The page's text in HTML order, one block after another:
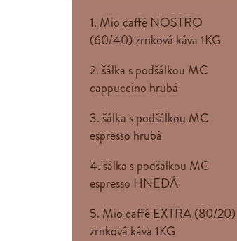
1. Mio caffé NOSTRO
(60/40) zrnková káva 1KG
2. šálka s podšálkou MC
cappuccino hrubá
3. šálka s podšálkou MC
espresso hrubá
4. šálka s podšálkou MC
espresso HNEDÁ
5. Mio caffé EXTRA (80/20)
zrnková káva 1KG